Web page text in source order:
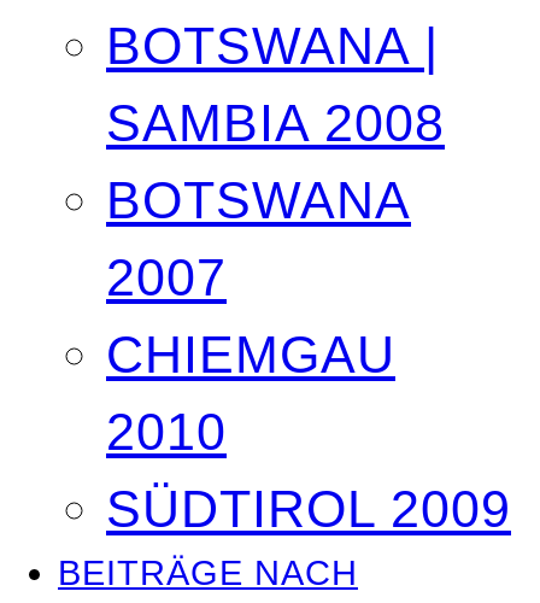
BOTSWANA |
SAMBIA 2008
BOTSWANA
2007
CHIEMGAU
2010
SÜDTIROL 2009
BEITRÄGE NACH